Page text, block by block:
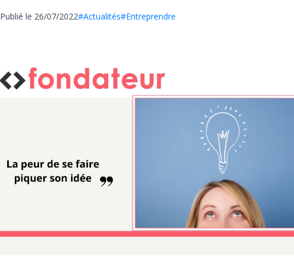
Publié le 26/07/2022#Actualités#Entreprendre